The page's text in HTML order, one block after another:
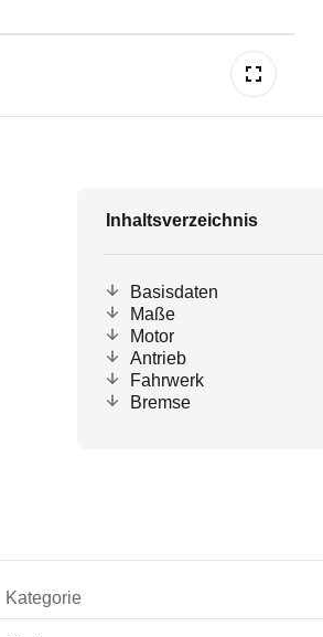
Inhaltsverzeichnis
Basisdaten
Maße
Motor
Antrieb
Fahrwerk
Bremse
Kategorie